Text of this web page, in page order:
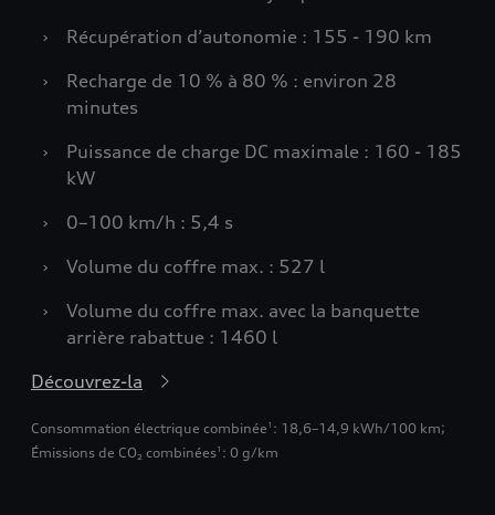
›
Récupération d’autonomie : 155 - 190 km
›
Recharge de 10 % à 80 % : environ 28
minutes
›
Puissance de charge DC maximale : 160 - 185
kW
›
0–100 km/h : 5,4 s
›
Volume du coffre max. : 527 l
›
Volume du coffre max. avec la banquette
arrière rabattue : 1460 l
Découvrez-la
Consommation électrique combinée 1 : 18,6–14,9 kWh/100 km;
Émissions de CO₂ combinées1 : 0 g/km